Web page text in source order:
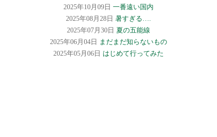
2025年10月09日 一番遠い国内
2025年08月28日 暑すぎる….
2025年07月30日 夏の五能線
2025年06月04日 まだまだ知らないもの
2025年05月06日 はじめて行ってみた